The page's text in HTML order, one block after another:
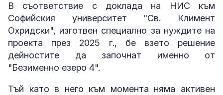
В съответствие с доклада на НИС към
Софийския университет "Св. Климент
Охридски", изготвен специално за нуждите на
проекта през 2025 г., бе взето решение
дейностите да започнат именно от
"Безименно езеро 4".
Тъй като в него към момента няма активен